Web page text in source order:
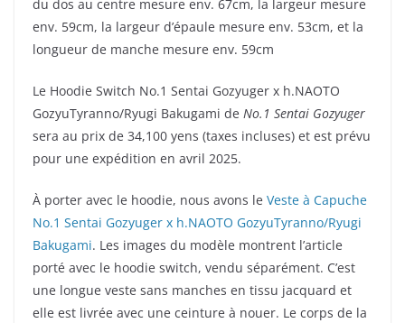
du dos au centre mesure env. 67cm, la largeur mesure
env. 59cm, la largeur d’épaule mesure env. 53cm, et la
longueur de manche mesure env. 59cm
Le Hoodie Switch No.1 Sentai Gozyuger x h.NAOTO
GozyuTyranno/Ryugi Bakugami de No.1 Sentai Gozyuger
sera au prix de 34,100 yens (taxes incluses) et est prévu
pour une expédition en avril 2025.
À porter avec le hoodie, nous avons le Veste à Capuche
No.1 Sentai Gozyuger x h.NAOTO GozyuTyranno/Ryugi
Bakugami. Les images du modèle montrent l’article
porté avec le hoodie switch, vendu séparément. C’est
une longue veste sans manches en tissu jacquard et
elle est livrée avec une ceinture à nouer. Le corps de la